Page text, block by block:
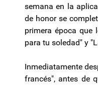
semana en la
de honor se
primera época que
para tu soledad" y
Inmediatamente
francés", antes de